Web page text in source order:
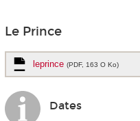
Le Prince
leprince (PDF, 163 O Ko)
Dates